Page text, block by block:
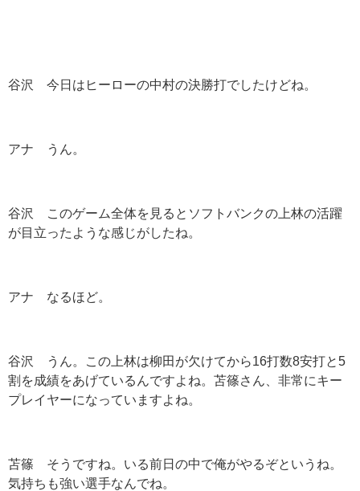
谷沢 今日はヒーローの中村の決勝打でしたけどね。
アナ うん。
谷沢 このゲーム全体を見るとソフトバンクの上林の活躍
が目立ったような感じがしたね。
アナ なるほど。
谷沢 うん。この上林は柳田が欠けてから16打数8安打と5
割を成績をあげているんですよね。苫篠さん、非常にキー
プレイヤーになっていますよね。
苫篠 そうですね。いる前日の中で俺がやるぞというね。
気持ちも強い選手なんでね。